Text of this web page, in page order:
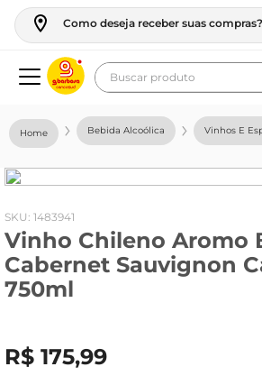
Como deseja receber suas compras?
Buscar produto
Bebida Alcoólica Vinhos E
: 1483941
Vinho Chileno Aromo
Cabernet Sauvignon
750ml
R$ 175,99
geladeira
fogao
café
cerveja
vinho